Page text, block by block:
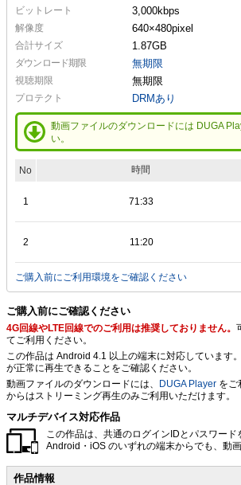
ビットレート 3,000kbps
解像度 640×480pixel
合計サイズ 1.87GB
ダウンロード期限 無期限
視聴期限 無期限
プロテクト DRMあり
動画ファイルのダウンロードには DUGA
い。
No 時間
1 71:33
2 11:20
ご購入前にご利用環境をご確認ください
ご購入前にご確認ください
4G回線やLTE回線でのご利用は推奨しておりません。
てご利用ください。
この作品は Android 4.1 以上の端末に対応しています
が正常に再生できることをご確認ください。
動画ファイルのダウンロードには、 DUGA Player をご
からはストリーミング再生のみご利用いただけます。
マルチデバイス対応作品
この作品は、共通のログインIDとパスワード
Android・iOS のいずれの端末からでも、動
作品情報